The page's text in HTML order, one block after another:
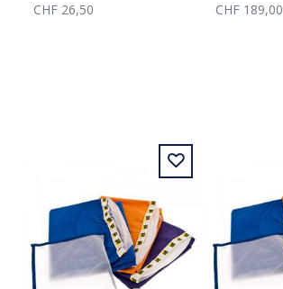
CHF 26,50
CHF 189,00